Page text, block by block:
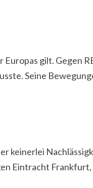
gilt. Gegen
Seine
keinerlei
Eintracht Frankfurt,